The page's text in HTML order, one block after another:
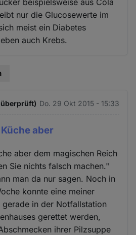
beispielsweise aus Cola
nur die Glucosewerte im
meist ein Diabetes
auch Krebs.
Do. 29 Okt 2015 - 15:33
aber
aber dem magischen Reich
Sie nichts falsch machen."
man da nur sagen. Noch in
konnte eine meiner
gerade in der Notfallstation
gerettet werden,
ihrer Pilzsuppe